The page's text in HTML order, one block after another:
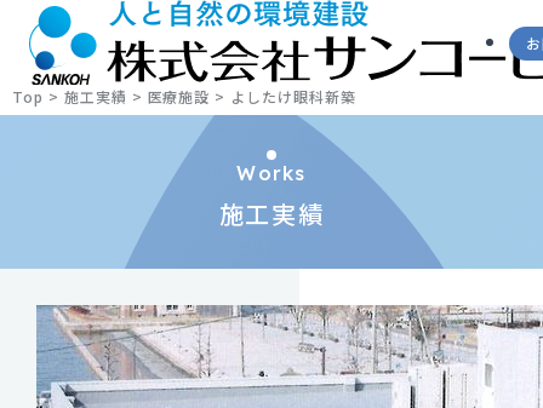
Top > 施工実績 > 医療施設 > よしたけ眼科新築
Works
施工実績